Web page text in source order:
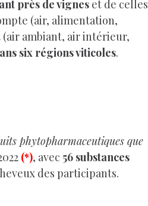
près de vignes et de celles
(air, alimentation,
ambiant, air intérieur,
six régions viticoles.
phytopharmaceutiques que
(*), avec 56 substances
des participants.